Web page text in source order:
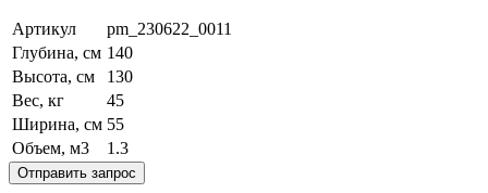
Артикул
pm_230622_0011
Глубина, см 140
Высота, см
130
Вес, кг
45
Ширина, см 55
Объем, м3
1.3
Отправить запрос